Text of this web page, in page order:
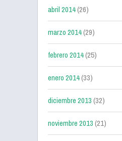
abril 2014(26)
marzo 2014(29)
febrero 2014(25)
enero 2014(33)
diciembre 2013(32)
noviembre 2013(21)